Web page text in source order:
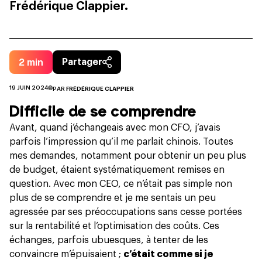
Frédérique Clappier.
2 min Partager
19 JUIN 2024 PAR FRÉDÉRIQUE CLAPPIER
Difficile de se comprendre
Avant, quand j’échangeais avec mon CFO, j’avais
parfois l’impression qu’il me parlait chinois. Toutes
mes demandes, notamment pour obtenir un peu plus
de budget, étaient systématiquement remises en
question. Avec mon CEO, ce n’était pas simple non
plus de se comprendre et je me sentais un peu
agressée par ses préoccupations sans cesse portées
sur la rentabilité et l’optimisation des coûts. Ces
échanges, parfois ubuesques, à tenter de les
convaincre m’épuisaient ; c’était comme si je